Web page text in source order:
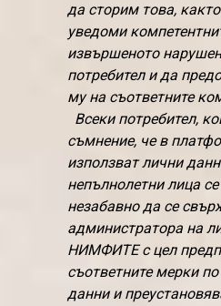
да сторим това,
уведоми
извършеното
потребител и да
му на съответните
Всеки потребител,
съмнение, че в
използват лични
непълнолетни лица
незабавно да се
администратора на
НИМФИТЕ с цел
съответните мерки
данни и